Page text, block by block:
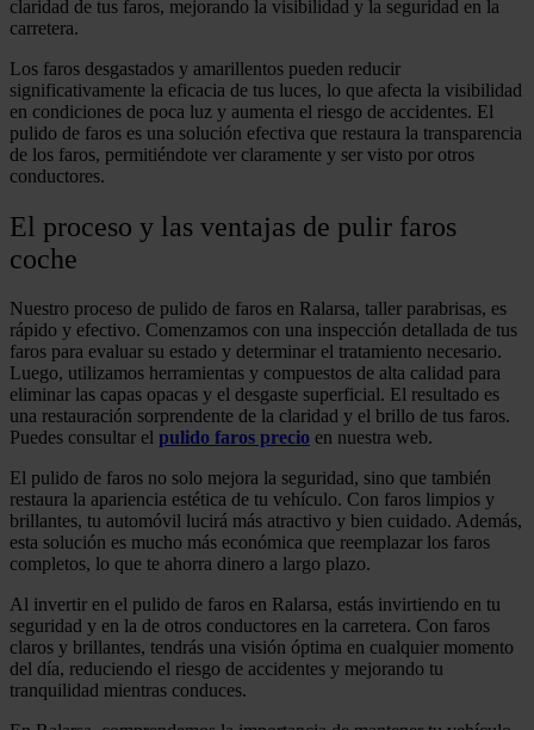
claridad de tus faros, mejorando la visibilidad y la seguridad en la
carretera.
Los faros desgastados y amarillentos pueden reducir
significativamente la eficacia de tus luces, lo que afecta la visibilidad
en condiciones de poca luz y aumenta el riesgo de accidentes. El
pulido de faros es una solución efectiva que restaura la transparencia
de los faros, permitiéndote ver claramente y ser visto por otros
conductores.
El proceso y las ventajas de pulir faros
coche
Nuestro proceso de pulido de faros en Ralarsa, taller parabrisas, es
rápido y efectivo. Comenzamos con una inspección detallada de tus
faros para evaluar su estado y determinar el tratamiento necesario.
Luego, utilizamos herramientas y compuestos de alta calidad para
eliminar las capas opacas y el desgaste superficial. El resultado es
una restauración sorprendente de la claridad y el brillo de tus faros.
Puedes consultar el pulido faros precio en nuestra web.
El pulido de faros no solo mejora la seguridad, sino que también
restaura la apariencia estética de tu vehículo. Con faros limpios y
brillantes, tu automóvil lucirá más atractivo y bien cuidado. Además,
esta solución es mucho más económica que reemplazar los faros
completos, lo que te ahorra dinero a largo plazo.
Al invertir en el pulido de faros en Ralarsa, estás invirtiendo en tu
seguridad y en la de otros conductores en la carretera. Con faros
claros y brillantes, tendrás una visión óptima en cualquier momento
del día, reduciendo el riesgo de accidentes y mejorando tu
tranquilidad mientras conduces.